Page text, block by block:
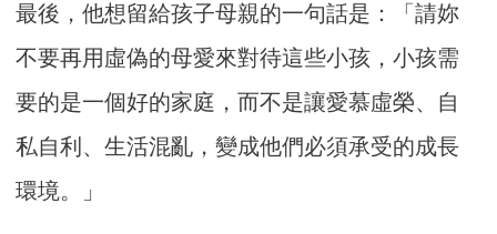
最後，他想留給孩子母親的一句話是：「請妳
不要再用虛偽的母愛來對待這些小孩，小孩需
要的是一個好的家庭，而不是讓愛慕虛榮、自
私自利、生活混亂，變成他們必須承受的成長
環境。」